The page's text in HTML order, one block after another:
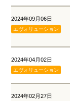
2024年09月06日
エヴォリューション
2024年04月02日
エヴォリューション
2024年02月27日